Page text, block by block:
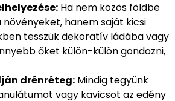
Ha nem közös földbe
növényeket, hanem saját kicsi
tesszük dekoratív ládába vagy
őket külön-külön gondozni,
drénréteg: Mindig tegyünk
vagy kavicsot az edény